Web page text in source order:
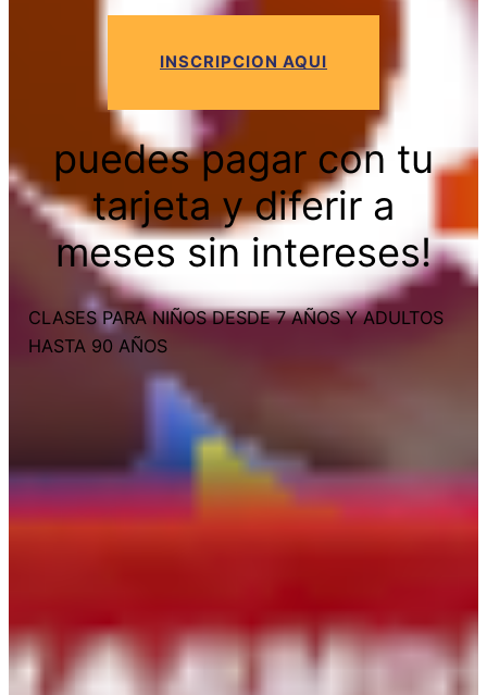
INSCRIPCION AQUI
puedes pagar con tu
tarjeta y diferir a
meses sin intereses!
CLASES PARA NIÑOS DESDE 7 AÑOS Y ADULTOS
HASTA 90 AÑOS